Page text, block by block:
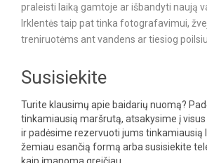
praleisti laiką gamtoje ar išbandyti naują
Irklentės taip pat tinka fotografavimui,
treniruotėms ant vandens ar tiesiog
Susisiekite
Turite klausimų apie baidarių nuomą?
tinkamiausią maršrutą, atsakysime į
ir padėsime rezervuoti jums tinkamiausią
žemiau esančią formą arba susisiekite
kaip įmanoma greičiau.